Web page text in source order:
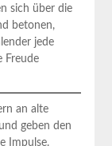
sich ‌über die
betonen,
jede
Freude
an alte
geben den
Impulse.